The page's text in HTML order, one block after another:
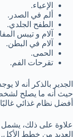
الإعياء.
ألم في الصدر.
الطفح الجلدي.
آلام و تيبس
آلام في البطن.
الحمى.
تقرحات الفم.
الجدير بالذكر أنه لا
حيث أنه ما يصلح
أفضل نظام غذائي
علاوة على ذلك، يشمل
العديد من خطط